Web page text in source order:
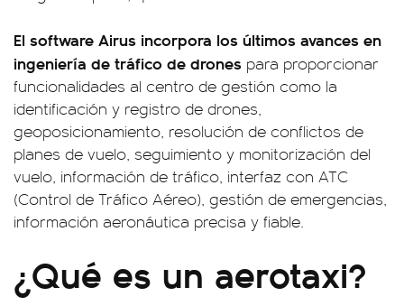
El software Airus incorpora los últimos avances en
ingeniería de tráfico de drones para proporcionar
funcionalidades al centro de gestión como la
identificación y registro de drones,
geoposicionamiento, resolución de conflictos de
planes de vuelo, seguimiento y monitorización del
vuelo, información de tráfico, interfaz con ATC
(Control de Tráfico Aéreo), gestión de emergencias,
información aeronáutica precisa y fiable.
¿Qué es un aerotaxi?